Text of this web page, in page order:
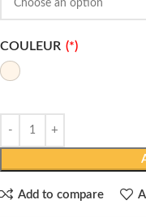
COULEUR
Add to compare